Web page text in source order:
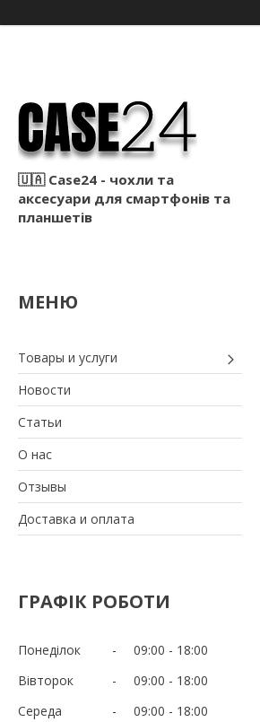
🇺🇦 Case24 - чохли та
аксесуари для смартфонів та
планшетів
Товары и услуги
Новости
Статьи
О нас
Отзывы
Доставка и оплата
ГРАФІК РОБОТИ
Понеділок 09:00
18:00
Вівторок
09:00
18:00
Середа
09:00
18:00